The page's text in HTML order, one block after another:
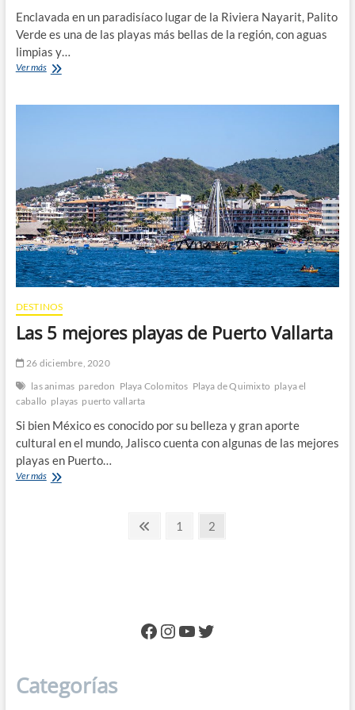
Enclavada en un paradisíaco lugar de la Riviera Nayarit, Palito
Verde es una de las playas más bellas de la región, con aguas
limpias y…
Ver másExcursión
DESTINOS
Las 5 mejores playas de Puerto Vallarta
26 diciembre, 2020
las animas paredon Playa Colomitos Playa de Quimixto playa el
caballo playas puerto vallarta
Si bien México es conocido por su belleza y gran aporte
cultural en el mundo, Jalisco cuenta con algunas de las mejores
playas en Puerto…
Ver másLas
Previous
Page
1 Page
2
Facebook
Instagram
YouTube
Twitter
Categorías